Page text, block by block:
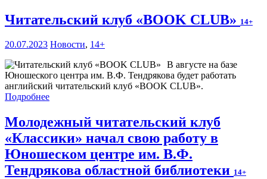
Читательский клуб «BOOK CLUB» 14+
20.07.2023 Новости, 14+
В августе на базе
Юношеского центра им. В.Ф. Тендрякова будет работать
английский читательский клуб «BOOK CLUB».
Подробнее
Молодежный читательский клуб
«Классики» начал свою работу в
Юношеском центре им. В.Ф.
Тендрякова областной библиотеки 14+